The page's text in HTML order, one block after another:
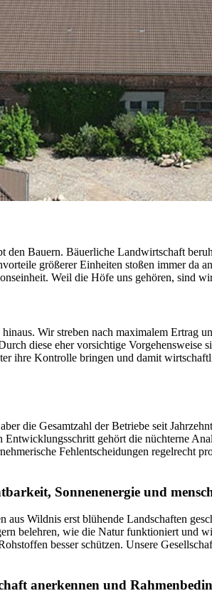
Bauern. Bäuerliche Landwirtschaft
größerer Einheiten stoßen immer da
Weil die Höfe uns gehören, sind
Wir streben nach maximalem Ertrag
diese eher vorsichtige
ihre Kontrolle bringen und damit
die Gesamtzahl der Betriebe seit
gehört die nüchterne
Fehlentscheidungen regelrecht
Sonnenenergie und
Wildnis erst blühende Landschaften
belehren, wie die Natur funktioniert und
besser schützen. Unsere
anerkennen und